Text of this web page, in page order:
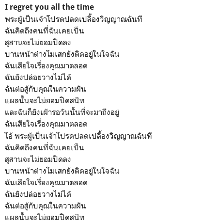
I regret you all the time
พระผู้เป็นเจ้าโปรดปลดเปลื้องวิญญาณฉันที
ฉันคิดถึงคนที่ฉันเคยเป็น
สุสานจะไม่ยอมปิดลง
บานหน้าต่างโมเสกยังติดอยู่ในใจฉัน
ฉันเสียใจเรื่องคุณมาตลอด
ฉันยังปล่อยวางไม่ได้
ฉันต่อสู้กับคุณในความฝัน
แผลนั้นจะไม่ยอมปิดสนิท
และฉันก็ยังเฝ้ารอวันนั้นที่จะมาถึงอยู่
ฉันเสียใจเรื่องคุณมาตลอด
โอ้ พระผู้เป็นเจ้าโปรดปลดเปลื้องวิญญาณฉันที
ฉันคิดถึงคนที่ฉันเคยเป็น
สุสานจะไม่ยอมปิดลง
บานหน้าต่างโมเสกยังติดอยู่ในใจฉัน
ฉันเสียใจเรื่องคุณมาตลอด
ฉันยังปล่อยวางไม่ได้
ฉันต่อสู้กับคุณในความฝัน
แผลนั้นจะไม่ยอมปิดสนิท